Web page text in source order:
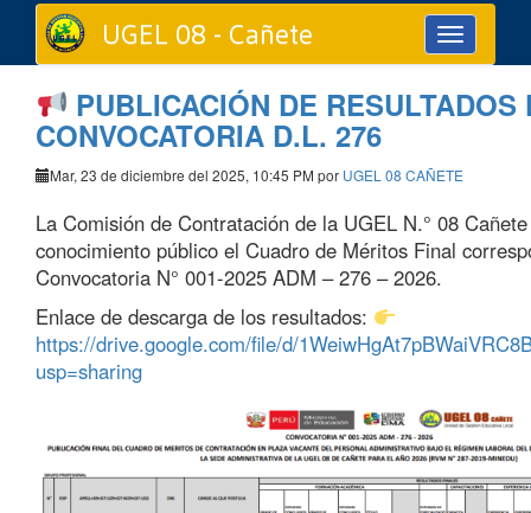
Toggle
navigation
UGEL 08 - Cañete
PUBLICACIÓN DE
CONVOCATORIA D.L. 276
Mar, 23 de diciembre del 2025, 10:45 PM por UGEL 08 CAÑETE
La Comisión de Contratación de la UGEL N.° 08
conocimiento público el Cuadro de Méritos Final
Convocatoria N° 001-2025 ADM – 276 – 2026.
Enlace de descarga de los resultados:
https://drive.google.com/file/d/
usp=sharing